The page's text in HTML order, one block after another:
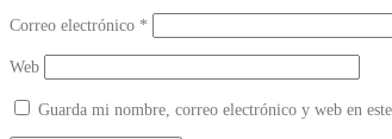
Correo electrónico *
Web
Guarda mi nombre, correo electrónico y web en